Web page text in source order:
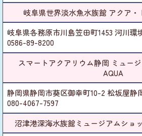
岐阜県世界淡水魚水族館 アクア・
岐阜県各務原市川島笠田町1453 河川環
0586-89-8200
スマートアクアリウム静岡 ミュー
AQUA
静岡県静岡市葵区御幸町10-2 松坂屋静
080-4067-7597
沼津港深海水族館ミュージアムシ